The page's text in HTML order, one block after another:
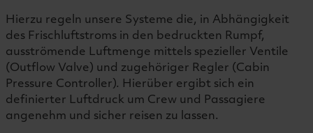
Hierzu regeln unsere Systeme die, in Abhängigkeit
des Frischluftstroms in den bedruckten Rumpf,
ausströmende Luftmenge mittels spezieller Ventile
(Outflow Valve) und zugehöriger Regler (Cabin
Pressure Controller). Hierüber ergibt sich ein
definierter Luftdruck um Crew und Passagiere
angenehm und sicher reisen zu lassen.